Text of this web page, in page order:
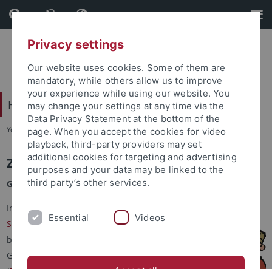
Skip
to
content
Skip
to
footer
Hochschulsport
You are here: Startseite ... Zertifikat Gesundheitskompetenz
Zertifikat Gesundheitskompetenz
Gesundheit verstehen, fördern und nachhaltig gestalten.
Im Rahmen der
überfachlichen
Schlüsselqualifikation
(TCP)
bietet das Studentische
Gesundheitsmangement
Privacy settings
Our website uses cookies. Some of them are
mandatory, while others allow us to improve
your experience while using our website. You
may change your settings at any time via the
Data Privacy Statement at the bottom of the
page. When you accept the cookies for video
playback, third-party providers may set
additional cookies for targeting and advertising
purposes and your data may be linked to the
third party’s other services.
Essential Videos